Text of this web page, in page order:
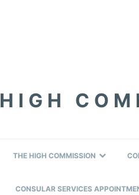
HIGH
THE HIGH COMMISSION
CONSULAR SERVICES